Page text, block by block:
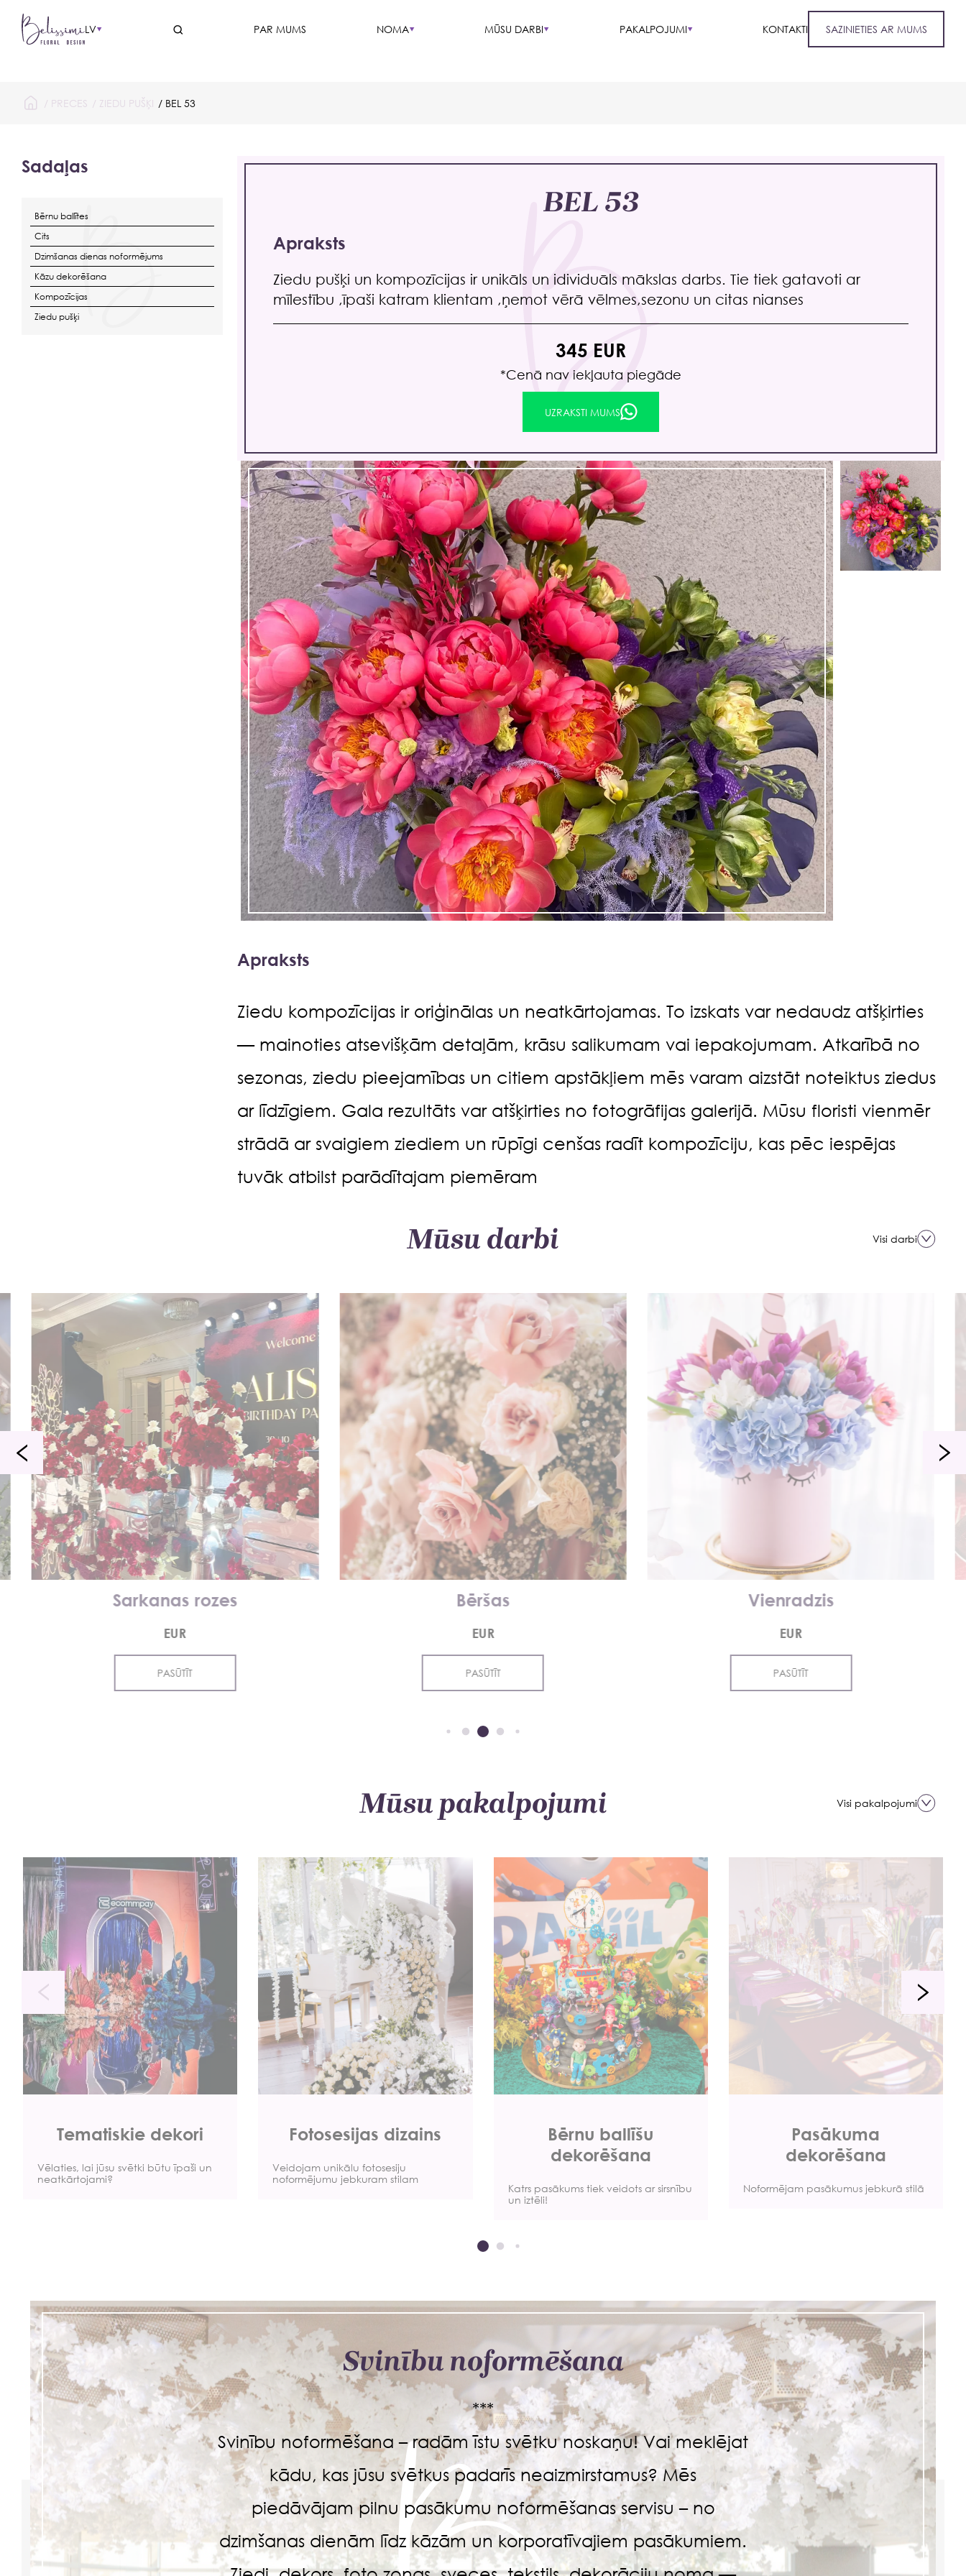
LV PAR MUMS NOMA MŪSU DARBI PAKALPOJUMI KONTAKTI SAZINIETIES AR MUMS
/ PRECES / ZIEDU PUŠĶI / BEL 53
Sadaļas
Bērnu ballītes
Cits
Dzimšanas dienas noformējums
Kāzu dekorēšana
Kompozīcijas
Ziedu pušķi
BEL 53
Apraksts
Ziedu pušķi un kompozīcijas ir unikāls un idividuāls mākslas darbs. Tie tiek gatavoti ar
mīlestību ,īpaši katram klientam ,ņemot vērā vēlmes,sezonu un citas nianses
345 EUR
*Сenā nav iekļauta piegāde
UZRAKSTI MUMS
Apraksts
Ziedu kompozīcijas ir oriģinālas un neatkārtojamas. To izskats var nedaudz atšķirties
— mainoties atsevišķām detaļām, krāsu salikumam vai iepakojumam. Atkarībā no
sezonas, ziedu pieejamības un citiem apstākļiem mēs varam aizstāt noteiktus ziedus
ar līdzīgiem. Gala rezultāts var atšķirties no fotogrāfijas galerijā. Mūsu floristi vienmēr
strādā ar svaigiem ziediem un rūpīgi cenšas radīt kompozīciju, kas pēc iespējas
tuvāk atbilst parādītajam piemēram
Mūsu darbi Visi darbi
Sarkanas rozes
EUR
PASŪTĪT
Bēršas
EUR
PASŪTĪT
Vienradzis
EUR
PASŪTĪT
Mūsu pakalpojumi Visi pakalpojumi
Tematiskie dekori
Vēlaties, lai jūsu svētki būtu īpaši un
neatkārtojami?
Fotosesijas dizains
Veidojam unikālu fotosesiju
noformējumu jebkuram stilam
Bērnu ballīšu
dekorēšana
Katrs pasākums tiek veidots ar sirsnību
un iztēli!
Pasākuma
dekorēšana
Noformējam pasākumus jebkurā stilā
Svinību noformēšana
***
Svinību noformēšana – radām īstu svētku noskaņu! Vai meklējat
kādu, kas jūsu svētkus padarīs neaizmirstamus? Mēs
piedāvājam pilnu pasākumu noformēšanas servisu – no
dzimšanas dienām līdz kāzām un korporatīvajiem pasākumiem.